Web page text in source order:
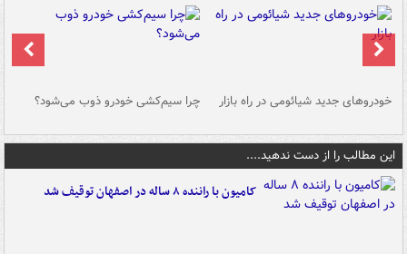
خودروهای جدید شیائومی در راه بازار چرا سیم‌کشی خودرو ذوب می‌شود؟
این مطالب را از دست ندهید....
کامیون با راننده ۸ ساله در اصفهان توقیف شد